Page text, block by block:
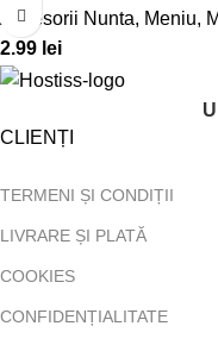
Accesorii Nunta, Meniu,
2.99 lei
CLIENȚI
TERMENI ȘI CONDIȚII
LIVRARE ȘI PLATĂ
COOKIES
CONFIDENȚIALITATE